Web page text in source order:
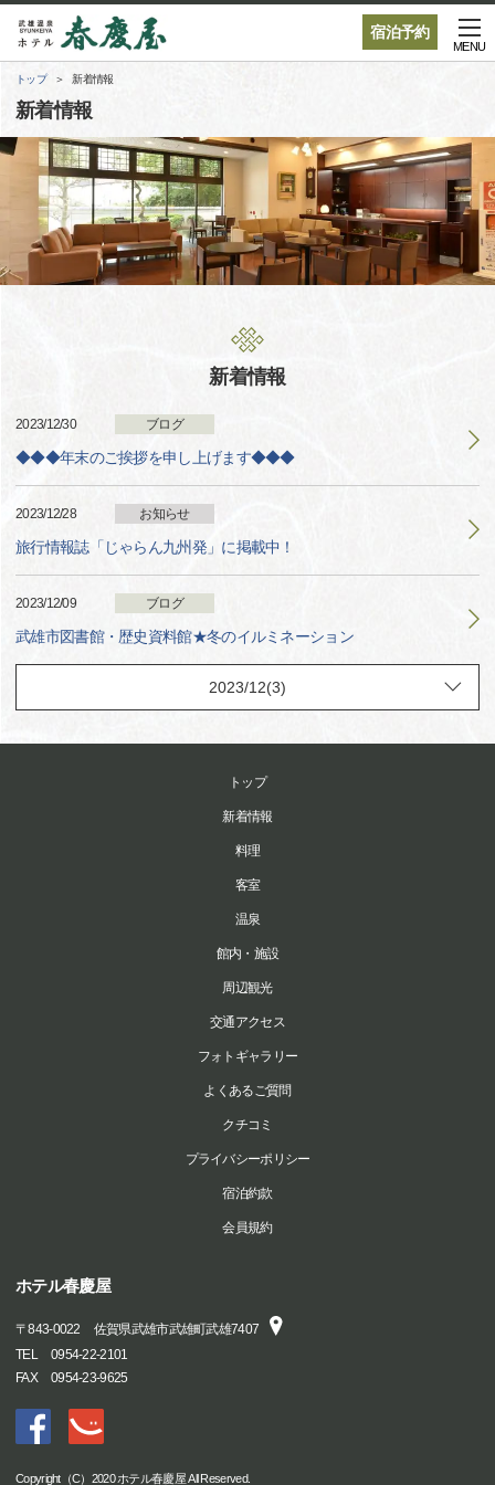
宿泊予約
MENU
トップ 新着情報
新着情報
新着情報
2023/12/30 ブログ
◆◆◆年末のご挨拶を申し上げます◆◆◆
2023/12/28 お知らせ
旅行情報誌「じゃらん九州発」に掲載中！
2023/12/09 ブログ
武雄市図書館・歴史資料館★冬のイルミネーション
トップ
新着情報
料理
客室
温泉
館内・施設
周辺観光
交通アクセス
フォトギャラリー
よくあるご質問
クチコミ
プライバシーポリシー
宿泊約款
会員規約
ホテル春慶屋
〒843-0022
佐賀県武雄市武雄町武雄7407
TEL
0954-22-2101
FAX
0954-23-9625
Copyright（C）2020 ホテル春慶屋 All Reserved.